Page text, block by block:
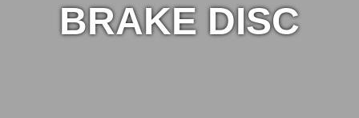
BRAKE DISC